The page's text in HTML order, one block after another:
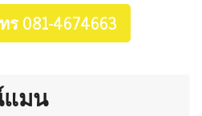
081-4674663
มน